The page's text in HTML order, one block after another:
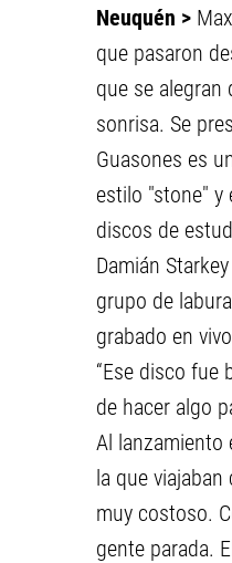
Neuquén >
que pasaron
que se alegran
sonrisa. Se
Guasones es
estilo "stone" y
discos de
Damián
grupo de
grabado en
“Ese disco fue
de hacer algo
Al lanzamiento
la que
muy costoso.
gente parada.